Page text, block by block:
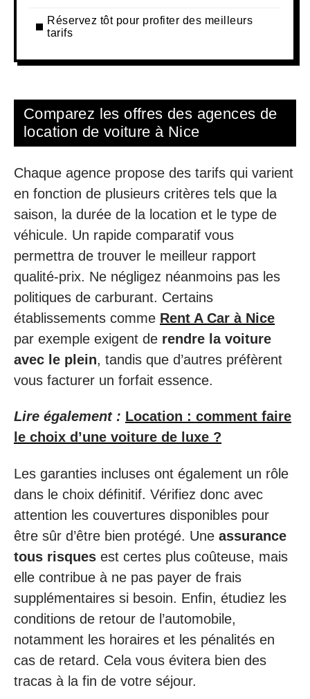
Réservez tôt pour profiter des meilleurs
tarifs
Comparez les offres des agences de
location de voiture à Nice
Chaque agence propose des tarifs qui varient
en fonction de plusieurs critères tels que la
saison, la durée de la location et le type de
véhicule. Un rapide comparatif vous
permettra de trouver le meilleur rapport
qualité-prix. Ne négligez néanmoins pas les
politiques de carburant. Certains
établissements comme Rent A Car à Nice
par exemple exigent de rendre la voiture
avec le plein, tandis que d’autres préfèrent
vous facturer un forfait essence.
Lire également : Location : comment faire
le choix d’une voiture de luxe ?
Les garanties incluses ont également un rôle
dans le choix définitif. Vérifiez donc avec
attention les couvertures disponibles pour
être sûr d’être bien protégé. Une assurance
tous risques est certes plus coûteuse, mais
elle contribue à ne pas payer de frais
supplémentaires si besoin. Enfin, étudiez les
conditions de retour de l’automobile,
notamment les horaires et les pénalités en
cas de retard. Cela vous évitera bien des
tracas à la fin de votre séjour.